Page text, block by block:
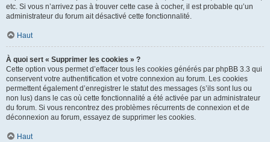
etc. Si vous n’arrivez pas à trouver cette case à cocher, il est probable qu’un
administrateur du forum ait désactivé cette fonctionnalité.
Haut
À quoi sert « Supprimer les cookies » ?
Cette option vous permet d’effacer tous les cookies générés par phpBB 3.3 qui
conservent votre authentification et votre connexion au forum. Les cookies
permettent également d’enregistrer le statut des messages (s’ils sont lus ou
non lus) dans le cas où cette fonctionnalité a été activée par un administrateur
du forum. Si vous rencontrez des problèmes récurrents de connexion et de
déconnexion au forum, essayez de supprimer les cookies.
Haut